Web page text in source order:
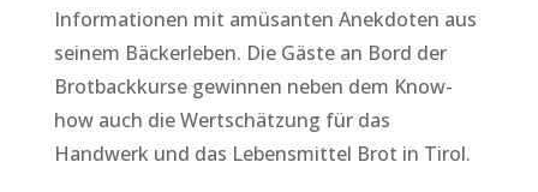
Informationen mit amüsanten Anekdoten aus
seinem Bäckerleben. Die Gäste an Bord der
Brotbackkurse gewinnen neben dem Know-
how auch die Wertschätzung für das
Handwerk und das Lebensmittel Brot in Tirol.